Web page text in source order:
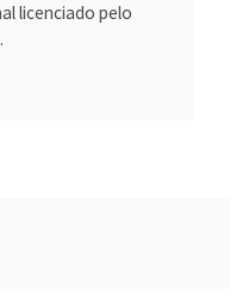
licenciado pelo